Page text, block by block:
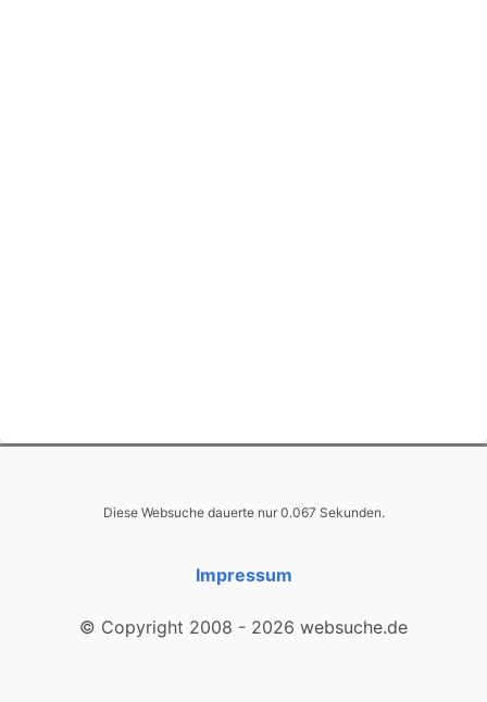
Diese Websuche dauerte nur 0.067 Sekunden.
Impressum
© Copyright 2008 - 2026 websuche.de